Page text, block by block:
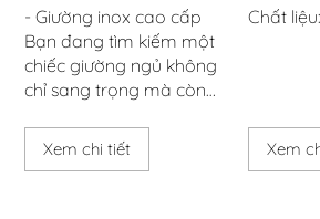
- Giường inox cao cấp
Bạn đang tìm kiếm một
chiếc giường ngủ không
chỉ sang trọng mà còn
không lo mối mọt, cong
vênh hay gỉ sét? - Giường
Xem chi tiết
Chất
Xem